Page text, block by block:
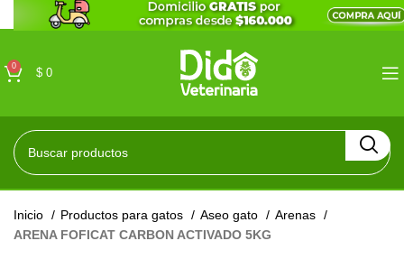
0
$ 0
Inicio Productos para gatos Aseo gato
Arenas
ARENA FOFICAT CARBON ACTIVADO 5KG